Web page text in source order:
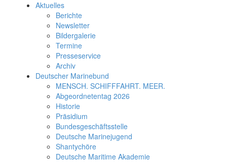
Aktuelles
Berichte
Newsletter
Bildergalerie
Termine
Presseservice
Archiv
Deutscher Marinebund
MENSCH. SCHIFFFAHRT. MEER.
Abgeordnetentag 2026
Historie
Präsidium
Bundesgeschäftsstelle
Deutsche Marinejugend
Shantychöre
Deutsche Maritime Akademie